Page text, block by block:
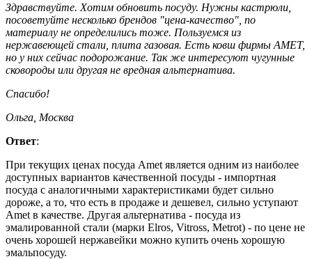
Здравствуйте. Хотим обновить посуду. Нужны кастрюли,
посоветуйте несколько брендов "цена-качество", по
материалу не определились тоже. Пользуемся из
нержавеющей стали, плита газовая. Есть ковш фирмы АМЕТ,
но у них сейчас подорожание. Так же интересуют чугунные
сковороды или другая не вредная альтернатива.
Спасибо!
Ольга, Москва
Ответ:
При текущих ценах посуда Amet является одним из наиболее
доступных вариантов качественной посуды - импортная
посуда с аналогичными характеристиками будет сильно
дороже, а то, что есть в продаже и дешевел, сильно уступают
Amet в качестве. Другая альтернатива - посуда из
эмалированной стали (марки Elros, Vitross, Metrot) - по цене не
очень хорошей нержавейки можно купить очень хорошую
эмальпосуду.